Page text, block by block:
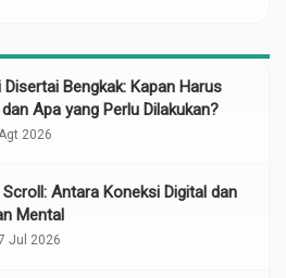
Disertai Bengkak: Kapan Harus
Apa yang Perlu Dilakukan?
2026
Antara Koneksi Digital dan
Mental
Jul 2026